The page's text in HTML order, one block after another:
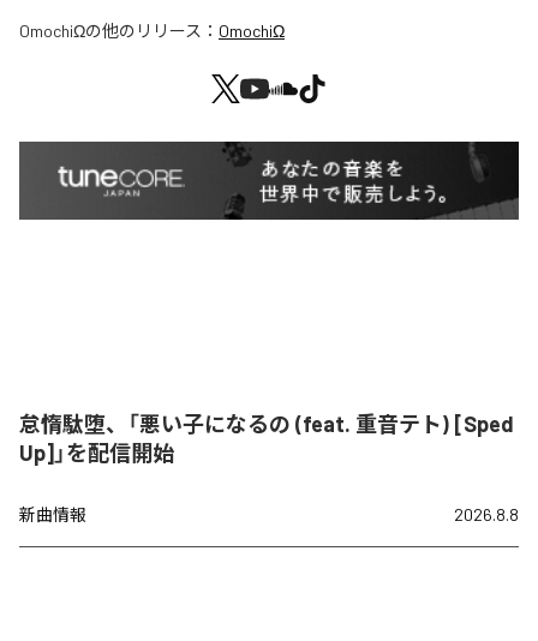
OmochiΩの他のリリース： OmochiΩ
怠惰駄堕、「悪い子になるの (feat. 重音テト) [Sped
Up]」を配信開始
新曲情報 2026.8.8